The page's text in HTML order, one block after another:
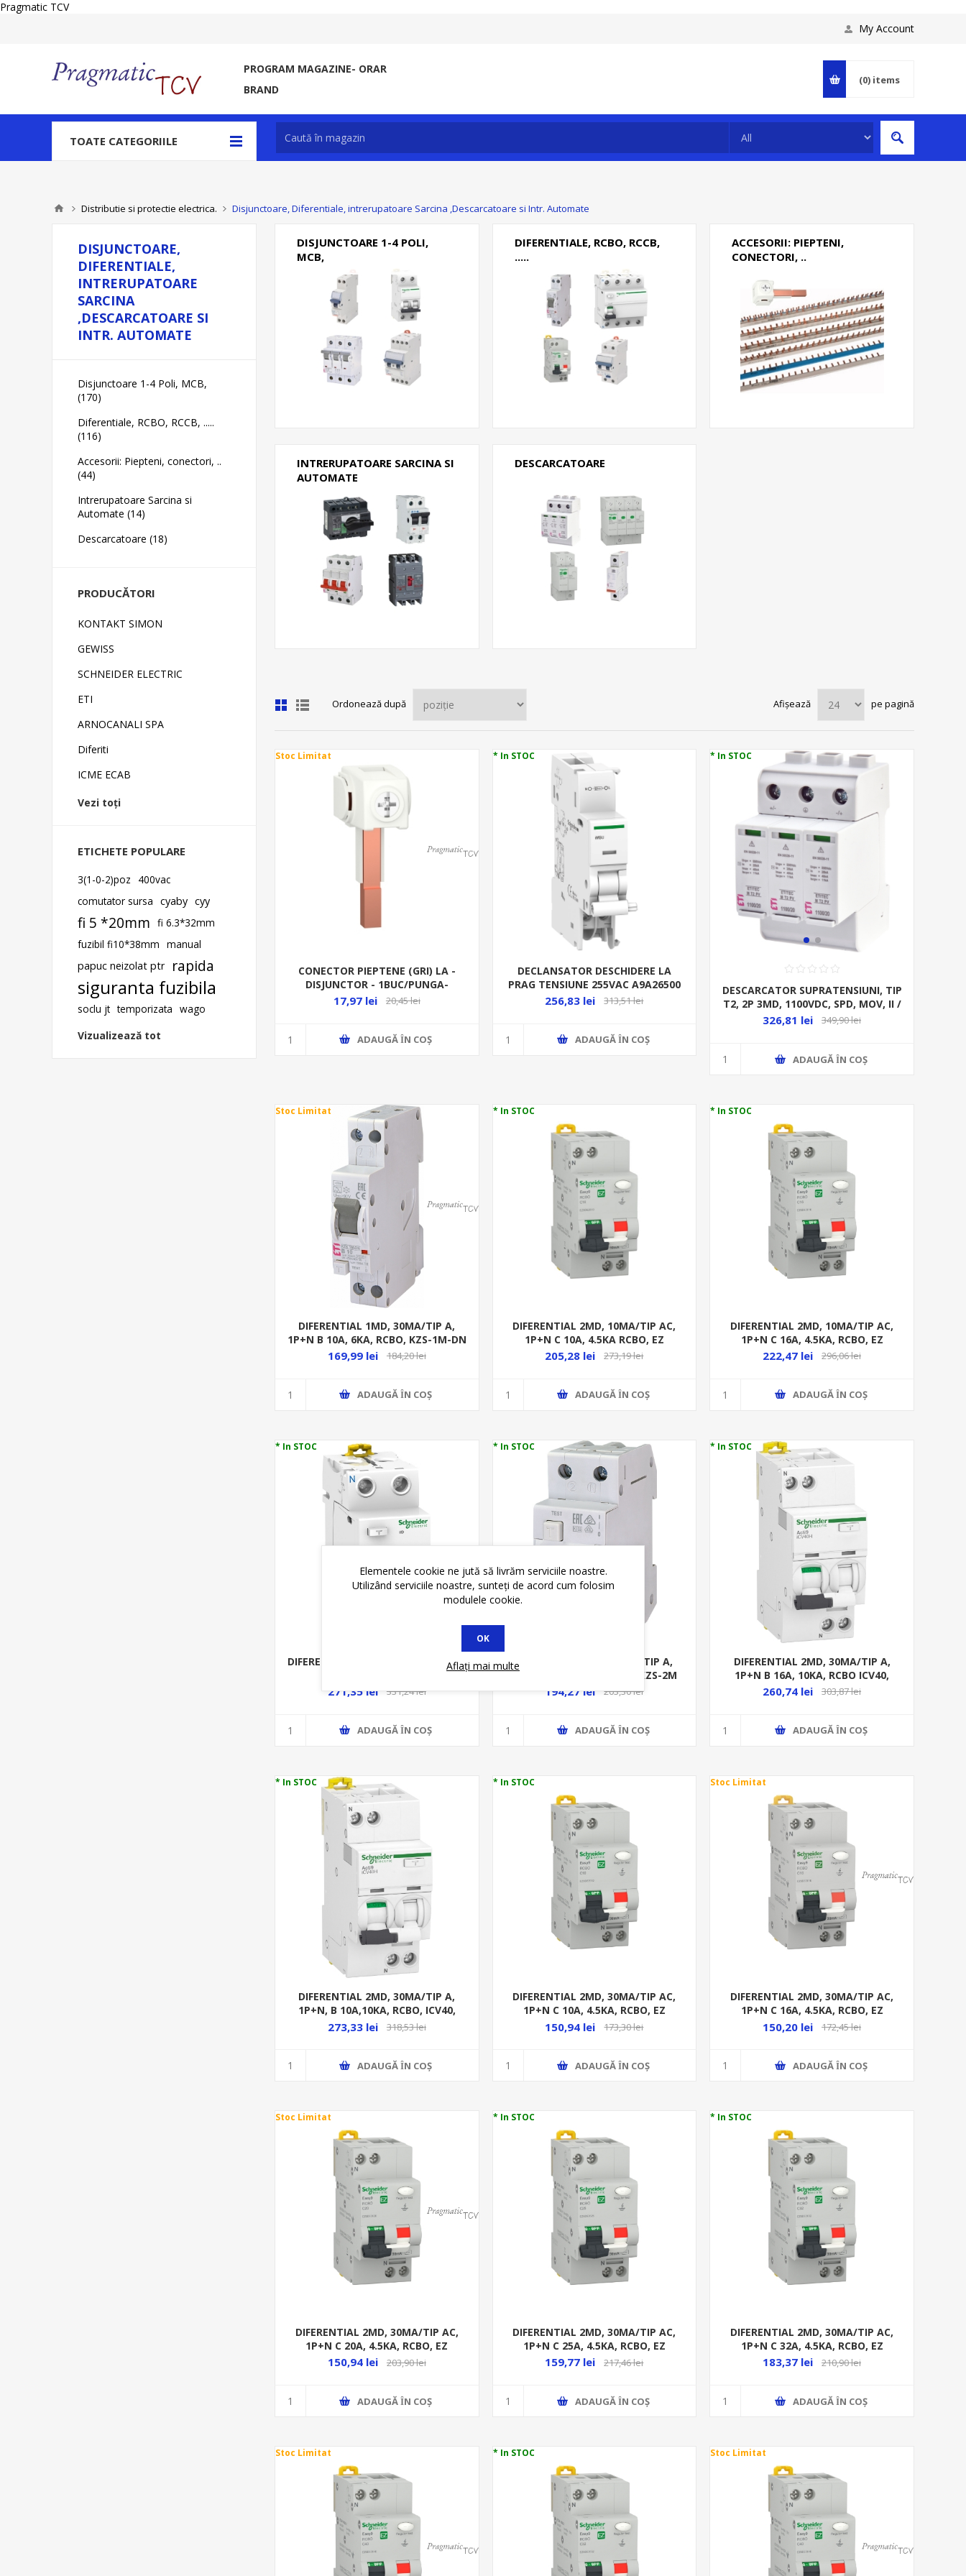
Pragmatic TCV
My Account
PROGRAM MAGAZINE- ORAR
BRAND
(0) items
TOATE CATEGORIILE
Distributie si protectie electrica. Disjunctoare, Diferentiale, intrerupatoare Sarcina ,Descarcatoare si Intr. Automate
DISJUNCTOARE 1-4 POLI,
MCB,
DIFERENTIALE, RCBO, RCCB,
.....
ACCESORII: PIEPTENI,
CONECTORI, ..
INTRERUPATOARE SARCINA SI
AUTOMATE
DESCARCATOARE
Ordonează după Afișează pe pagină
Stoc Limitat
CONECTOR PIEPTENE (GRI) LA -
DISJUNCTOR - 1BUC/PUNGA-
17,97 lei 20,45 lei
ADAUGĂ ȊN COŞ
* In STOC
DECLANSATOR DESCHIDERE LA
PRAG TENSIUNE 255VAC A9A26500
256,83 lei 313,51 lei
ADAUGĂ ȊN COŞ
* In STOC
DESCARCATOR SUPRATENSIUNI, TIP
T2, 2P 3MD, 1100VDC, SPD, MOV, II /
C, PV, 20KA/MAX 40KA,
326,81 lei 349,90 lei
ADAUGĂ ȊN COŞ
Stoc Limitat
DIFERENTIAL 1MD, 30MA/TIP A,
1P+N B 10A, 6KA, RCBO, KZS-1M-DN
169,99 lei 184,20 lei
ADAUGĂ ȊN COŞ
* In STOC
DIFERENTIAL 2MD, 10MA/TIP AC,
1P+N C 10A, 4.5KA RCBO, EZ
205,28 lei 273,19 lei
ADAUGĂ ȊN COŞ
* In STOC
DIFERENTIAL 2MD, 10MA/TIP AC,
1P+N C 16A, 4.5KA, RCBO, EZ
222,47 lei 296,06 lei
ADAUGĂ ȊN COŞ
* In STOC
DIFERENTIAL 2MD, 10MA/TIP AC, 2P
271,35 lei 331,24 lei
ADAUGĂ ȊN COŞ
* In STOC
DIFERENTIAL 2MD, 30MA/TIP A,
1P+N B 10A, 10KA, RCBO, KZS-2M
194,27 lei 203,30 lei
ADAUGĂ ȊN COŞ
* In STOC
DIFERENTIAL 2MD, 30MA/TIP A,
1P+N B 16A, 10KA, RCBO ICV40,
A9DG
260,74 lei 303,87 lei
ADAUGĂ ȊN COŞ
* In STOC
DIFERENTIAL 2MD, 30MA/TIP A,
1P+N, B 10A,10KA, RCBO, ICV40,
A9DG
273,33 lei 318,53 lei
ADAUGĂ ȊN COŞ
* In STOC
DIFERENTIAL 2MD, 30MA/TIP AC,
1P+N C 10A, 4.5KA, RCBO, EZ
150,94 lei 173,30 lei
ADAUGĂ ȊN COŞ
Stoc Limitat
DIFERENTIAL 2MD, 30MA/TIP AC,
1P+N C 16A, 4.5KA, RCBO, EZ
150,20 lei 172,45 lei
ADAUGĂ ȊN COŞ
Stoc Limitat
DIFERENTIAL 2MD, 30MA/TIP AC,
1P+N C 20A, 4.5KA, RCBO, EZ
150,94 lei 203,90 lei
ADAUGĂ ȊN COŞ
* In STOC
DIFERENTIAL 2MD, 30MA/TIP AC,
1P+N C 25A, 4.5KA, RCBO, EZ
159,77 lei 217,46 lei
ADAUGĂ ȊN COŞ
* In STOC
DIFERENTIAL 2MD, 30MA/TIP AC,
1P+N C 32A, 4.5KA, RCBO, EZ
183,37 lei 210,90 lei
ADAUGĂ ȊN COŞ
Stoc Limitat * In STOC Stoc Limitat
DISJUNCTOARE,
DIFERENTIALE,
INTRERUPATOARE
SARCINA
,DESCARCATOARE SI
INTR. AUTOMATE
Disjunctoare 1-4 Poli, MCB,
(170)
Diferentiale, RCBO, RCCB, .....
(116)
Accesorii: Piepteni, conectori, ..
(44)
Intrerupatoare Sarcina si
Automate (14)
Descarcatoare (18)
PRODUCĂTORI
KONTAKT SIMON
GEWISS
SCHNEIDER ELECTRIC
ETI
ARNOCANALI SPA
Diferiti
ICME ECAB
Vezi toți
ETICHETE POPULARE
3(1-0-2)poz
400vac
comutator sursa cyaby cyy
fi 5 *20mm fi 6.3*32mm
fuzibil fi10*38mm manual
papuc neizolat ptr
rapida
siguranta fuzibila
soclu jt temporizata wago
Vizualizează tot
Elementele cookie ne jută să livrăm serviciile noastre.
Utilizând serviciile noastre, sunteți de acord cum folosim
modulele cookie.
OK
Aflați mai multe